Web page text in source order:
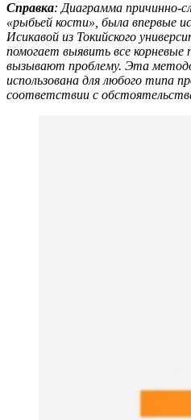
Справка: Диаграмма причинно-
«рыбьей кости», была впервые
Исикавой из Токийского
помогает выявить все
вызывают проблему. Эта
использована для любого типа
соответствии с